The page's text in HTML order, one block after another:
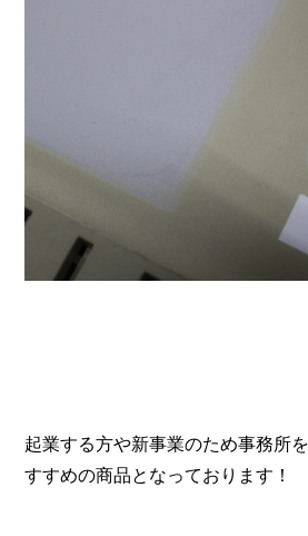
起業する方や新事業のため事務所
すすめの商品となっております！